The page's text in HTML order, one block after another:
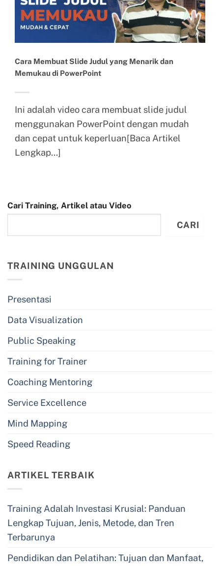
Cara Membuat Slide Judul yang Menarik dan
Memukau di PowerPoint
Ini adalah video cara membuat slide judul
menggunakan PowerPoint dengan mudah
dan cepat untuk keperluan[Baca Artikel
Lengkap...]
Cari Training, Artikel atau Video
CARI
TRAINING UNGGULAN
Presentasi
Data Visualization
Public Speaking
Training for Trainer
Coaching Mentoring
Service Excellence
Mind Mapping
Speed Reading
ARTIKEL TERBAIK
Training Adalah Investasi Krusial: Panduan
Lengkap Tujuan, Jenis, Metode, dan Tren
Terbarunya
Pendidikan dan Pelatihan: Tujuan dan Manfaat,